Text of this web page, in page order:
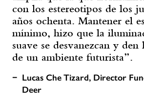
con los estereotipos de los
años ochenta. Mantener el
mínimo, hizo que la
suave se desvanezcan y den
de un ambiente futurista”.
Lucas Che Tizard, Director
Deer